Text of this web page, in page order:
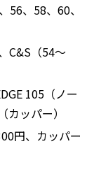
56、58、60、
C&S（54〜
105（ノー
ッパー）
円、カッパー